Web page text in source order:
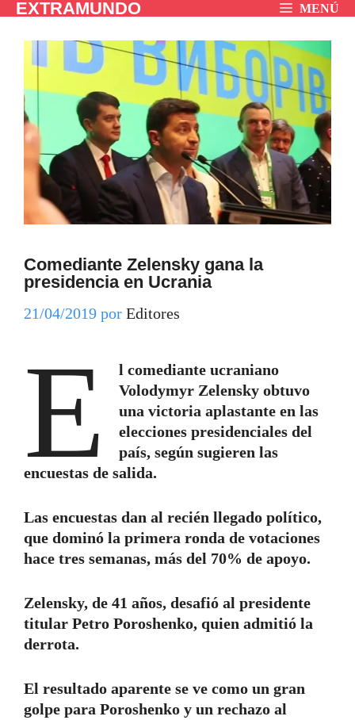
SaltarEXTRAMUNDO MENÚ
Comediante Zelensky gana la
presidencia en Ucrania
21/04/2019 por Editores
E
l comediante ucraniano
Volodymyr Zelensky obtuvo
una victoria aplastante en las
elecciones presidenciales del
país, según sugieren las
encuestas de salida.
Las encuestas dan al recién llegado político,
que dominó la primera ronda de votaciones
hace tres semanas, más del 70% de apoyo.
Zelensky, de 41 años, desafió al presidente
titular Petro Poroshenko, quien admitió la
derrota.
El resultado aparente se ve como un gran
golpe para Poroshenko y un rechazo al